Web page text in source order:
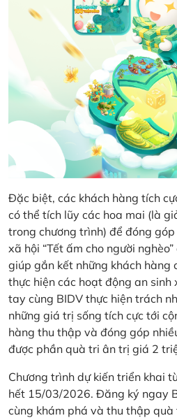
Đặc biệt, các khách hàng tích
có thể tích lũy các hoa mai (là
trong chương trình) để đóng
xã hội “Tết ấm cho người
giúp gắn kết những khách hàng
thực hiện các hoạt động an sinh
tay cùng BIDV thực hiện trách
những giá trị sống tích cực tới
hàng thu thập và đóng góp
được phần quà tri ân trị giá 2
Chương trình dự kiến triển khai
hết 15/03/2026. Đăng ký ngay
cùng khám phá và thu thập